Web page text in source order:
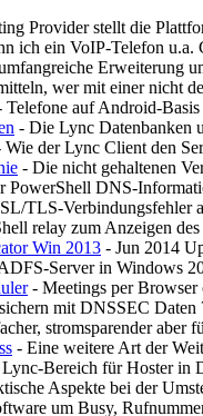
Provider stellt die
ich ein VoIP-Telefon u.a.
Erweiterung
wer mit einer nicht
Telefone auf Android-
- Die Lync Datenbanken
der Lync Client den
- Die nicht gehaltenen
PowerShell DNS-
TLS-Verbindungsfehler
relay zum Anzeigen
Win 2013 - Jun 2014
Server in Windows
- Meetings per Browser
mit DNSSEC Daten
stromsparender aber
- Eine weitere Art der
Bereich für Hoster in
Aspekte bei der
um Busy,